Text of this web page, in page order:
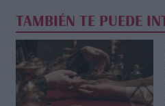
TAMBIÉN TE PUEDE